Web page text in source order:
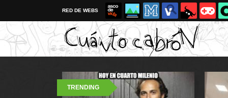
RED DE WEBS
TRENDING